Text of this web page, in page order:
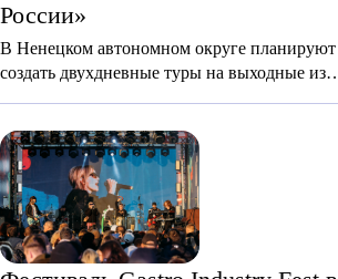
России»
В Ненецком автономном округе планируют
создать двухдневные туры на выходные из